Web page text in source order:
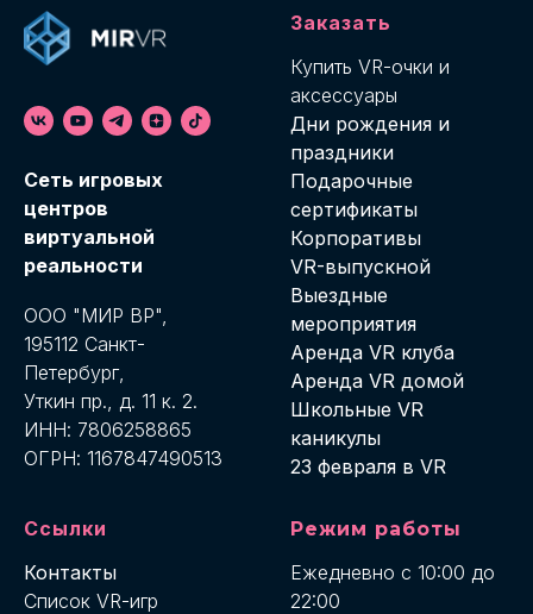
Cеть игровых
центров
виртуальной
реальности
ООО "МИР ВР",
195112 Санкт-
Петербург,
Уткин пр., д. 11 к. 2.
ИНН: 7806258865
ОГРН: 1167847490513
Заказать
Купить VR-очки и
аксессуары
Дни рождения и
праздники
Подарочные
сертификаты
Корпоративы
VR-выпускной
Выездные
мероприятия
Аренда VR клуба
Аренда VR домой
Школьные VR
каникулы
23 февраля в VR
Ссылки
Контакты
Список VR-игр
Режим работы
Ежедневно с 10:00 до
22:00